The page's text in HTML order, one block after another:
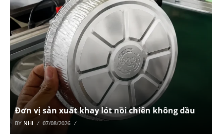
Đơn vị sản xuất khay lót nồi chiên không dầu
BY NHI 07/08/2026